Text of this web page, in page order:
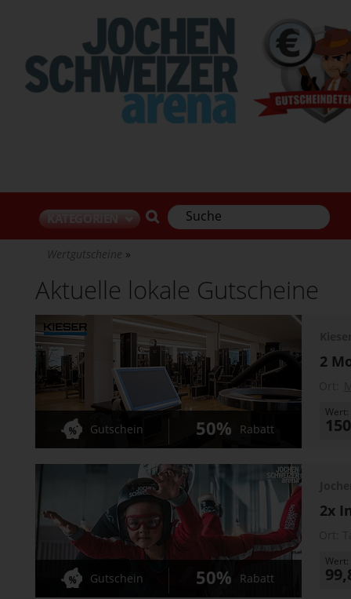
KATEGORIEN
Wertgutscheine
Aktuelle lokale Gutscheine
2
Gutschein 50% Rabatt
Wert:
2x
Gutschein 50% Rabatt
Wert: